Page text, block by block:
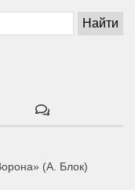
(А. Блок)